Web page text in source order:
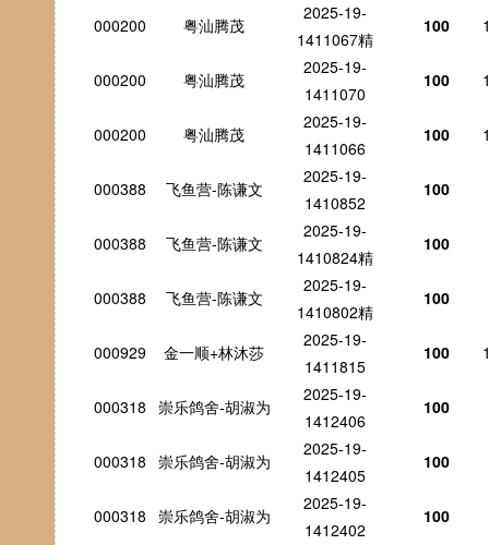
000200 粤汕腾茂
2025-19-
1411067精
100
000200 粤汕腾茂
2025-19-
1411070
100
000200 粤汕腾茂
2025-19-
1411066
100
000388 飞鱼营-陈谦文
2025-19-
1410852
100
000388 飞鱼营-陈谦文
2025-19-
1410824精
100
000388 飞鱼营-陈谦文
2025-19-
1410802精
100
000929 金一顺+林沐莎
2025-19-
1411815
100
000318 崇乐鸽舍-胡淑为
2025-19-
1412406
100
000318 崇乐鸽舍-胡淑为
2025-19-
1412405
100
000318 崇乐鸽舍-胡淑为
2025-19-
1412402
100